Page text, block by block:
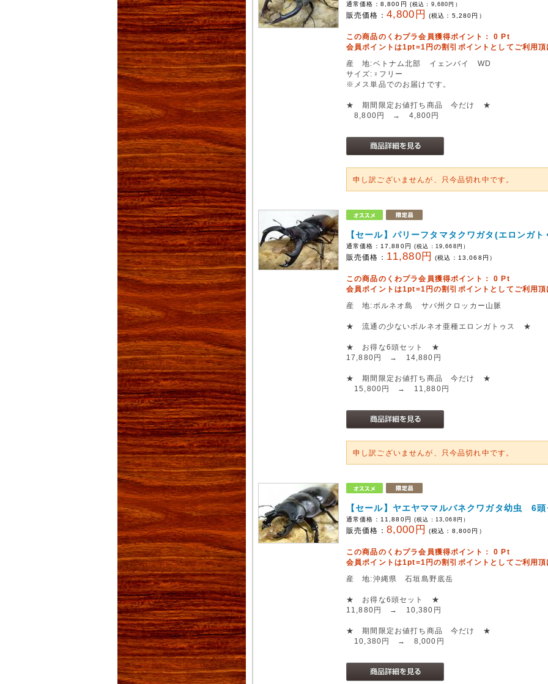
通常価格： 8,800円 (税込： 9,680円）
販売価格： 4,800円 (税込： 5,280円）
この商品のくわプラ会員獲得ポイント：0 Pt
会員ポイントは1pt=1円の割引ポイントとしてご利用頂
産 地:ベトナム北部 イェンバイ WD
サイズ:♀フリー
※メス単品でのお届けです。
★ 期間限定お値打ち商品 今だけ ★
8,800円 → 4,800円
申し訳ございませんが、只今品切れ中です。
【セール】パリーフタマタクワガタ(エロンガ
通常価格： 17,880円 (税込： 19,668円）
販売価格： 11,880円 (税込： 13,068 円）
この商品のくわプラ会員獲得ポイント：0 Pt
会員ポイントは1pt=1円の割引ポイントとしてご利用頂
産 地:ボルネオ島 サバ州クロッカー山脈
★ 流通の少ないボルネオ亜種エロンガトゥス ★
★ お得な6頭セット ★
17,880円 → 14,880円
★ 期間限定お値打ち商品 今だけ ★
15,800円 → 11,880円
申し訳ございませんが、只今品切れ中です。
【セール】ヤエヤママルバネクワガタ幼虫 6頭
通常価格： 11,880円 (税込： 13,068円）
販売価格： 8,000円 (税込： 8,800円）
この商品のくわプラ会員獲得ポイント：0 Pt
会員ポイントは1pt=1円の割引ポイントとしてご利用頂
産 地:沖縄県 石垣島野底岳
★ お得な6頭セット ★
11,880円 → 10,380円
★ 期間限定お値打ち商品 今だけ ★
10,380円 → 8,000円